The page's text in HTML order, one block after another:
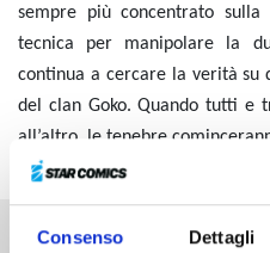
Consenso Dettagli
sempre più concentrato
tecnica per manipolare la
continua a cercare la verità su
del clan Goko. Quando tutti e
all’altro, le tenebre